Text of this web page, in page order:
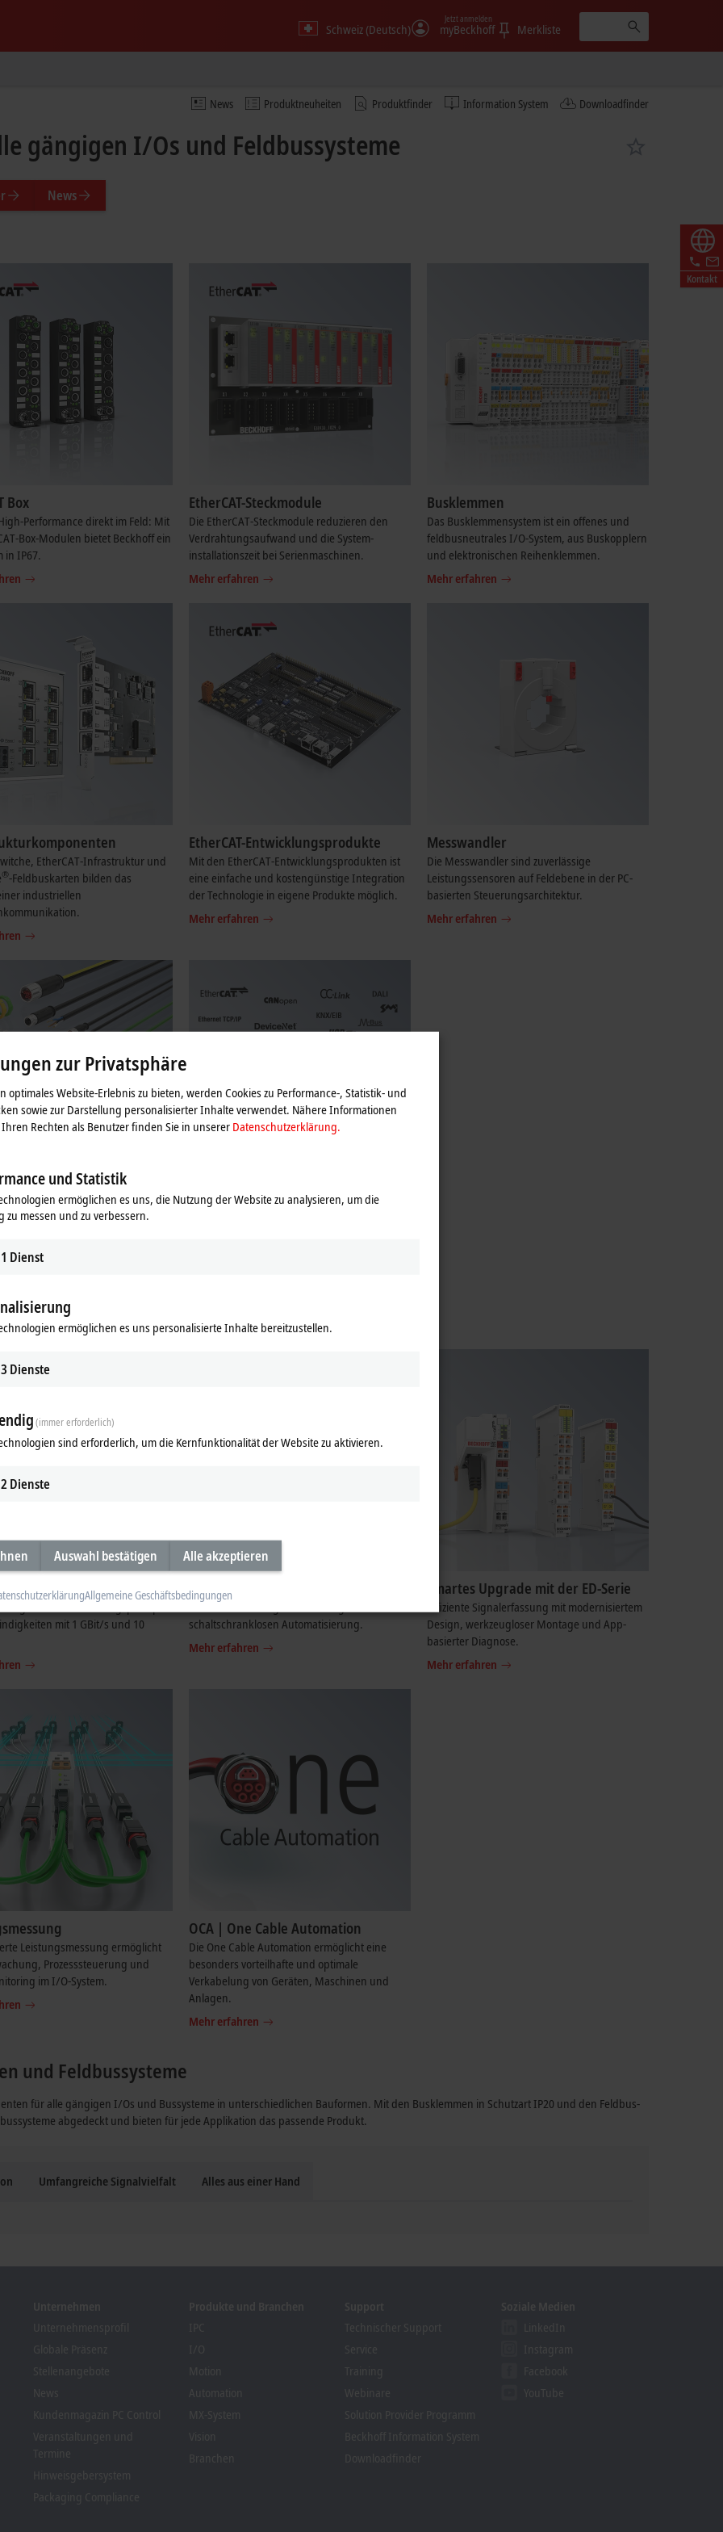
Schweiz (Deutsch) myBeckhoff
Jetzt anmelden
Merkliste
News Produktneuheiten Produktfinder Information System Downloadfinder
Kontakt
gängigen I/Os und Feldbussysteme
News
Box
Performance direkt im Feld: Mit
Box-Modulen bietet Beckhoff ein
in IP67.
EtherCAT-Steckmodule
Die EtherCAT-Steckmodule reduzieren den
Verdrahtungsaufwand und die System­
installationszeit bei Serienmaschinen.
Mehr erfahren
Busklemmen
Das Busklemmensystem ist ein offenes und
feldbusneutrales I/O-System, aus Buskopplern
und elektronischen Reihenklemmen.
Mehr erfahren
EtherCAT-Infrastruktur und
®-Feldbuskarten bilden das
industriellen
EtherCAT-Entwicklungsprodukte
Mit den EtherCAT-Entwicklungsprodukten ist
eine einfache und kostengünstige Integration
der Technologie in eigene Produkte möglich.
Mehr erfahren
Messwandler
Die Messwandler sind zuverlässige
Leistungssensoren auf Feldebene in der PC-
basierten Steuerungsarchitektur.
Mehr erfahren
Zubehör
und praxiserprobtes
werden.
Übersicht Feldbussysteme
G
des EtherCAT-Erfolgsprinzips
mit 1 GBit/s und 10
EtherCAT P
Die Einkabellösung auf dem Weg zur
schaltschranklosen Automatisierung.
Mehr erfahren
Smartes Upgrade mit der ED-Serie
Effiziente Signalerfassung mit modernisiertem
Design, werkzeugloser Montage und App-
basierter Diagnose.
Mehr erfahren
Leistungsmessung ermöglicht
Prozesssteuerung und
im I/O-System.
OCA | One Cable Automation
Die One Cable Automation ermöglicht eine
besonders vorteilhafte und optimale
Verkabelung von Geräten, Maschinen und
Anlagen.
Mehr erfahren
und Feldbussysteme
für alle gängigen I/Os und Bussysteme in unterschiedlichen Bauformen. Mit den Busklemmen in Schutzart IP20 und den Feldbus-
abgedeckt und bieten für jede Applikation das passende Produkt.
Umfangreiche Signalvielfalt Alles aus einer Hand
zur Privatsphäre
optimales Website-Erlebnis zu bieten, werden Cookies zu Performance-, Statistik- und
sowie zur Darstellung personalisierter Inhalte verwendet. Nähere Informationen
Rechten als Benutzer finden Sie in unserer Datenschutzerklärung.
und Statistik
ermöglichen es uns, die Nutzung der Website zu analysieren, um die
zu messen und zu verbessern.
1 Dienst
ermöglichen es uns personalisierte Inhalte bereitzustellen.
3 Dienste
(immer erforderlich)
sind erforderlich, um die Kernfunktionalität der Website zu aktivieren.
2 Dienste
Auswahl bestätigen Alle akzeptieren
Allgemeine Geschäftsbedingungen